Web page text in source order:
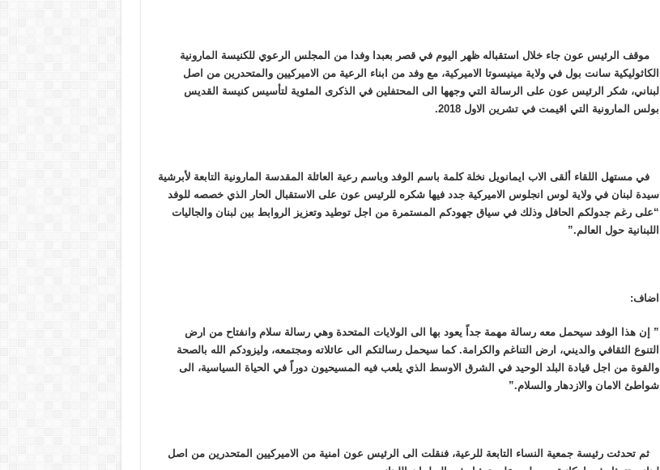
موقف الرئيس عون جاء خلال استقباله ظهر اليوم في قصر بعبدا وفدا من المجلس الرعوي للكنيسة المارونية
الكاثوليكية سانت بول في ولاية مينيسوتا الاميركية، مع وفد من ابناء الرعية من الاميركيين والمتحدرين من اصل
لبناني، شكر الرئيس عون على الرسالة التي وجهها الى المحتفلين في الذكرى المئوية لتأسيس كنيسة القديس
بولس المارونية التي اقيمت في تشرين الاول 2018.
في مستهل اللقاء ألقى الاب ايمانويل نخلة كلمة باسم الوفد وباسم رعية العائلة المقدسة المارونية التابعة لأبرشية
سيدة لبنان في ولاية لوس انجلوس الاميركية جدد فيها شكره للرئيس عون على الاستقبال الحار الذي خصصه للوفد
“على رغم جدولكم الحافل وذلك في سياق جهودكم المستمرة من اجل توطيد وتعزيز الروابط بين لبنان والجاليات
اللبنانية حول العالم.”
اضاف:
” إن هذا الوفد سيحمل معه رسالة مهمة جداً يعود بها الى الولايات المتحدة وهي رسالة سلام وانفتاح من ارض
التنوع الثقافي والديني، ارض التناغم والكرامة. كما سيحمل رسالتكم الى عائلاته ومجتمعه، وليزودكم الله بالصحة
والقوة من اجل قيادة البلد الوحيد في الشرق الاوسط الذي يلعب فيه المسيحيون دوراً في الحياة السياسية، الى
شواطئ الامان والازدهار والسلام.”
ثم تحدثت رئيسة جمعية النساء التابعة للرعية، فنقلت الى الرئيس عون امنية من الاميركيين المتحدرين من اصل